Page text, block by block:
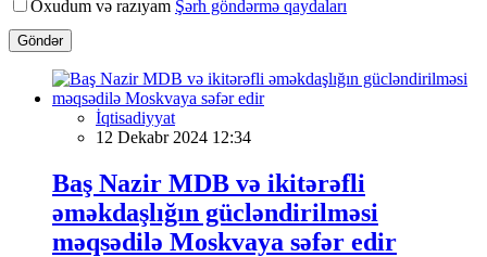
Oxudum və razıyam Şərh göndərmə qaydaları
Göndər
İqtisadiyyat
12 Dekabr 2024 12:34
Baş Nazir MDB və ikitərəfli
əməkdaşlığın gücləndirilməsi
məqsədilə Moskvaya səfər edir